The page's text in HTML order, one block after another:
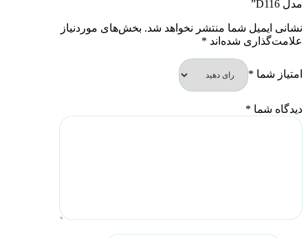
مدل D116”
نشانی ایمیل شما منتشر نخواهد شد. بخش‌های موردنیاز
علامت‌گذاری شده‌اند *
امتیاز شما *
دیدگاه شما *